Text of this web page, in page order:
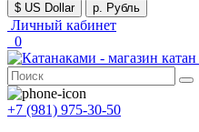
$ US Dollar
р. Рубль
Личный кабинет
0
+7 (981) 975-30-50